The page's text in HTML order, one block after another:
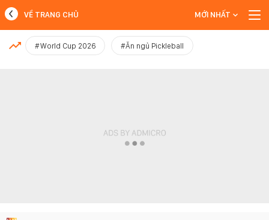
MỚI NHẤT
VỀ TRANG CHỦ MỚI NHẤT
#World Cup 2026 #Ăn ngủ Pickleball